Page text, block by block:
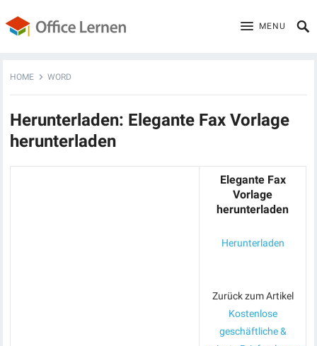
MENU
HOME WORD
Herunterladen: Elegante Fax Vorlage
herunterladen
Elegante Fax
Vorlage
herunterladen
Herunterladen
Zurück zum Artikel
Kostenlose
geschäftliche &